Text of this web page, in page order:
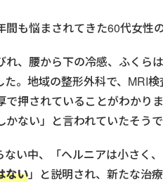
も悩まされてきた60代女性
れ、腰から下の冷感、ふくら
た。地域の整形外科で、MRI
で押されていることがわかり
ない」と言われていたそうで
ない中、「ヘルニアは小さく
ない」と説明され、新たな治